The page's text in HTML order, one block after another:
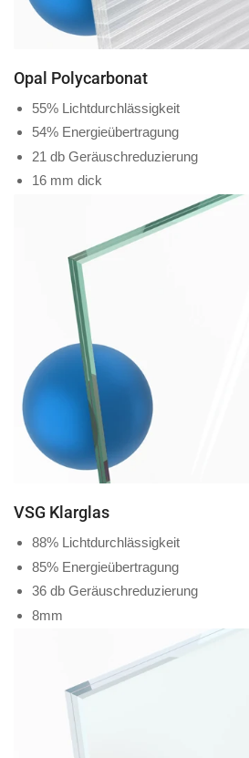
Opal Polycarbonat
55% Lichtdurchlässigkeit
54% Energieübertragung
21 db Geräuschreduzierung
16 mm dick
VSG Klarglas
88% Lichtdurchlässigkeit
85% Energieübertragung
36 db Geräuschreduzierung
8mm